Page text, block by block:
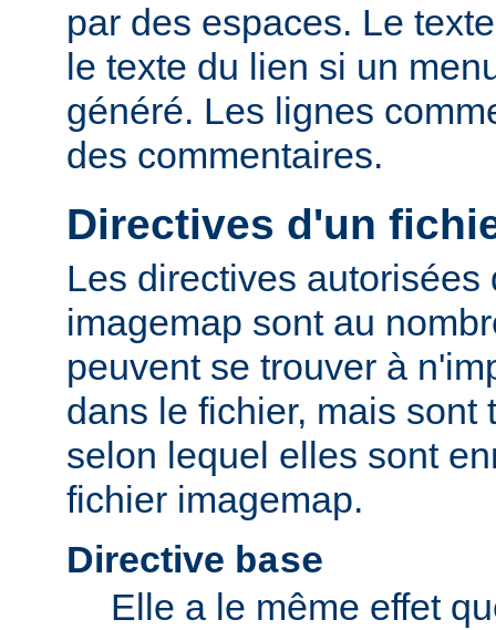
par des espaces. Le
le texte du lien si un
généré. Les lignes
des commentaires.
Directives d'un
Les directives autorisées
imagemap sont au
peuvent se trouver à
dans le fichier, mais sont
selon lequel elles sont
fichier imagemap.
Directive base
Elle a le même effet